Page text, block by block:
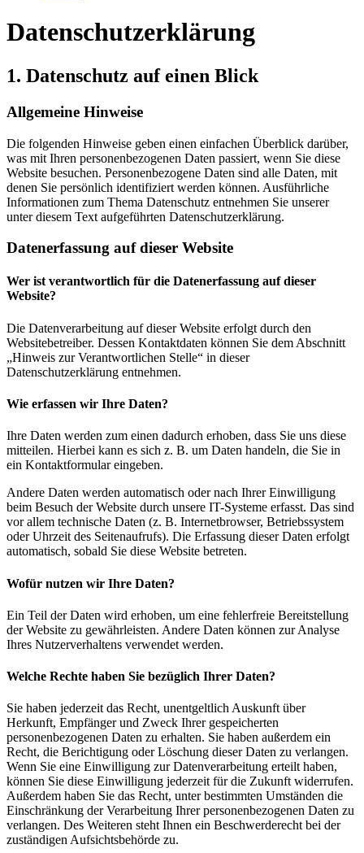
Datenschutz­erklärung
1. Datenschutz auf einen Blick
Allgemeine Hinweise
Die folgenden Hinweise geben einen einfachen Überblick darüber,
was mit Ihren personenbezogenen Daten passiert, wenn Sie diese
Website besuchen. Personenbezogene Daten sind alle Daten, mit
denen Sie persönlich identifiziert werden können. Ausführliche
Informationen zum Thema Datenschutz entnehmen Sie unserer
unter diesem Text aufgeführten Datenschutzerklärung.
Datenerfassung auf dieser Website
Wer ist verantwortlich für die Datenerfassung auf dieser
Website?
Die Datenverarbeitung auf dieser Website erfolgt durch den
Websitebetreiber. Dessen Kontaktdaten können Sie dem Abschnitt
„Hinweis zur Verantwortlichen Stelle“ in dieser
Datenschutzerklärung entnehmen.
Wie erfassen wir Ihre Daten?
Ihre Daten werden zum einen dadurch erhoben, dass Sie uns diese
mitteilen. Hierbei kann es sich z. B. um Daten handeln, die Sie in
ein Kontaktformular eingeben.
Andere Daten werden automatisch oder nach Ihrer Einwilligung
beim Besuch der Website durch unsere IT-Systeme erfasst. Das sind
vor allem technische Daten (z. B. Internetbrowser, Betriebssystem
oder Uhrzeit des Seitenaufrufs). Die Erfassung dieser Daten erfolgt
automatisch, sobald Sie diese Website betreten.
Wofür nutzen wir Ihre Daten?
Ein Teil der Daten wird erhoben, um eine fehlerfreie Bereitstellung
der Website zu gewährleisten. Andere Daten können zur Analyse
Ihres Nutzerverhaltens verwendet werden.
Welche Rechte haben Sie bezüglich Ihrer Daten?
Sie haben jederzeit das Recht, unentgeltlich Auskunft über
Herkunft, Empfänger und Zweck Ihrer gespeicherten
personenbezogenen Daten zu erhalten. Sie haben außerdem ein
Recht, die Berichtigung oder Löschung dieser Daten zu verlangen.
Wenn Sie eine Einwilligung zur Datenverarbeitung erteilt haben,
können Sie diese Einwilligung jederzeit für die Zukunft widerrufen.
Außerdem haben Sie das Recht, unter bestimmten Umständen die
Einschränkung der Verarbeitung Ihrer personenbezogenen Daten zu
verlangen. Des Weiteren steht Ihnen ein Beschwerderecht bei der
zuständigen Aufsichtsbehörde zu.